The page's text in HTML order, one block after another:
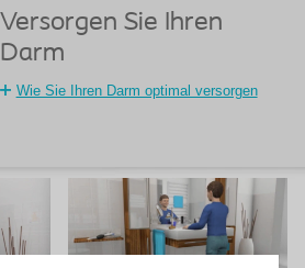
Versorgen Sie Ihren
Darm
Wie Sie Ihren Darm optimal versorgen